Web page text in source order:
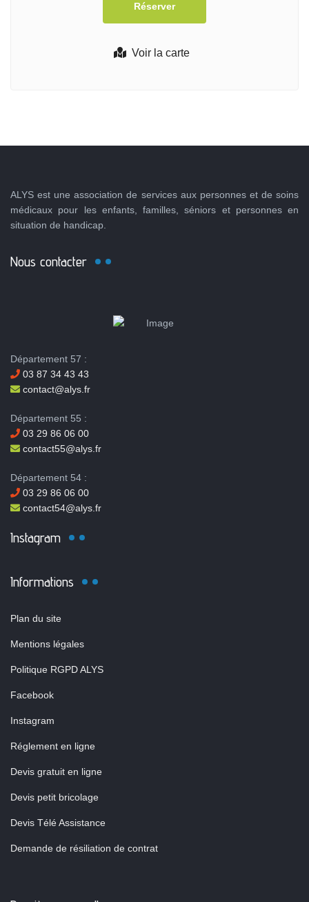
Voir la carte
ALYS est une association de services aux personnes et de soins
médicaux pour les enfants, familles, séniors et personnes en
situation de handicap.
Nous contacter
Département 57 :
03 87 34 43 43
contact@alys.fr
Département 55 :
03 29 86 06 00
contact55@alys.fr
Département 54 :
03 29 86 06 00
contact54@alys.fr
Instagram
Informations
Plan du site
Mentions légales
Politique RGPD ALYS
Facebook
Instagram
Réglement en ligne
Devis gratuit en ligne
Devis petit bricolage
Devis Télé Assistance
Demande de résiliation de contrat